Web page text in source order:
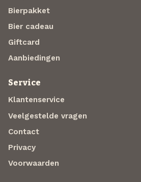
Bierpakket
Bier cadeau
Giftcard
Aanbiedingen
Service
Klantenservice
Veelgestelde vragen
Contact
Privacy
Voorwaarden